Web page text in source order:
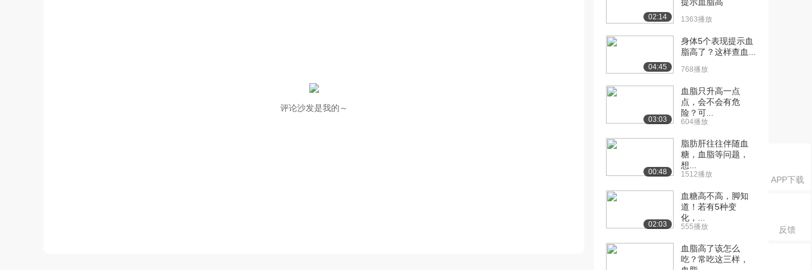
APP下载
反馈
评论沙发是我的～
02:14 1363播放
04:45
身体5个表现提示血
脂高了？这样查血...
768播放
03:03
血脂只升高一点
点，会不会有危
险？可...
604播放
00:48
脂肪肝往往伴随血
糖，血脂等问题，
想...
1512播放
02:03
血糖高不高，脚知
道！若有5种变
化，...
555播放
血脂高了该怎么
吃？常吃这三样，